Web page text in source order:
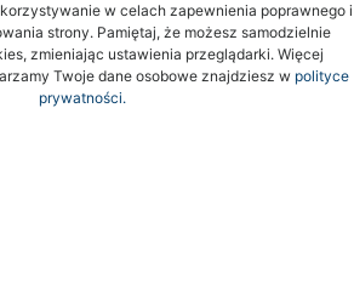
w celach zapewnienia poprawnego i
strony. Pamiętaj, że możesz samodzielnie
zmieniając ustawienia przeglądarki. Więcej
Twoje dane osobowe znajdziesz w polityce
prywatności.